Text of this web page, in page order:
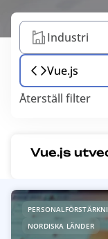
Industri
Vue.js
Återställ filter
Vue.js
R
NORDISKA LÄNDER